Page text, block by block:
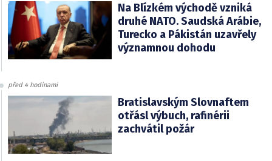
Na Blízkém východě vzniká
druhé NATO. Saudská Arábie,
Turecko a Pákistán uzavřely
významnou dohodu
před 4 hodinami
Bratislavským Slovnaftem
otřásl výbuch, rafinérii
zachvátil požár